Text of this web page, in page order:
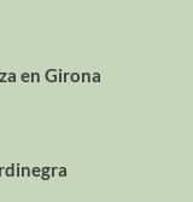
en Girona